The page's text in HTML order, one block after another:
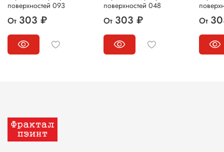
поверхностей 093
От 303 ₽
поверхностей 048
От 303 ₽ От